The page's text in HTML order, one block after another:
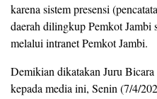
karena sistem presensi
daerah dilingkup Pemkot Jambi
melalui intranet Pemkot Jambi.
Demikian dikatakan Juru
kepada media ini, Senin (7/4/